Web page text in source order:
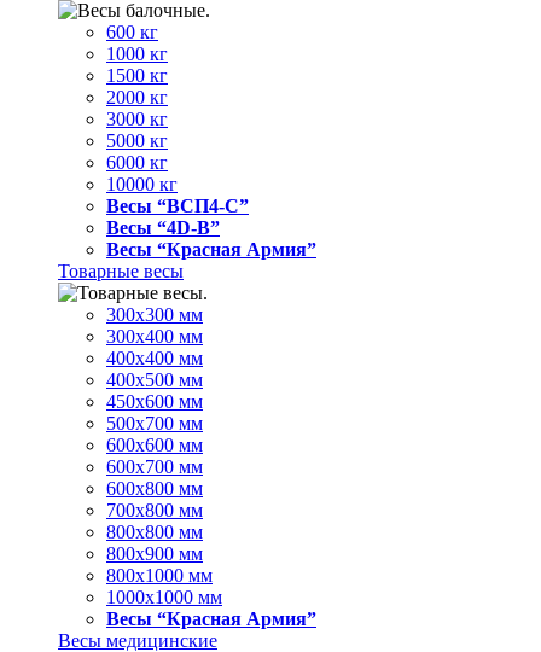
600 кг
1000 кг
1500 кг
2000 кг
3000 кг
5000 кг
6000 кг
10000 кг
Весы “ВСП4-С”
Весы “4D-В”
Весы “Красная Армия”
Товарные весы
300х300 мм
300х400 мм
400х400 мм
400х500 мм
450х600 мм
500х700 мм
600х600 мм
600х700 мм
600х800 мм
700х800 мм
800х800 мм
800х900 мм
800х1000 мм
1000х1000 мм
Весы “Красная Армия”
Весы медицинские